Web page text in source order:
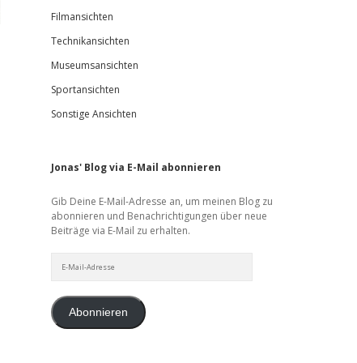
Filmansichten
Technikansichten
Museumsansichten
Sportansichten
Sonstige Ansichten
Jonas' Blog via E-Mail abonnieren
Gib Deine E-Mail-Adresse an, um meinen Blog zu
abonnieren und Benachrichtigungen über neue
Beiträge via E-Mail zu erhalten.
Mail-
Abonnieren